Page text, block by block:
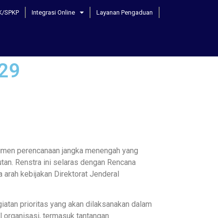
SPKP Integrasi Online Layanan Pengaduan
perencanaan jangka menengah yang
Renstra ini selaras dengan Rencana
arah kebijakan Direktorat Jenderal
prioritas yang akan dilaksanakan dalam
termasuk tantangan